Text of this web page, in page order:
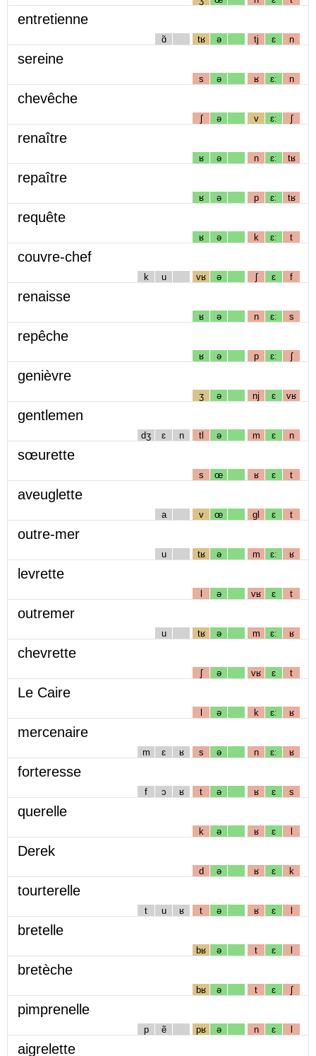
entretienne
ɑ̃ tʁ ə tj ɛ n
sereine
s ə ʁ ɛː n
chevêche
ʃ ə v ɛː ʃ
renaître
ʁ ə n ɛː tʁ
repaître
ʁ ə p ɛː tʁ
requête
ʁ ə k ɛː t
couvre-chef
k u vʁ ə ʃ ɛ f
renaisse
ʁ ə n ɛː s
repêche
ʁ ə p ɛː ʃ
genièvre
ʒ ə nj ɛ vʁ
gentlemen
dʒ ɛ n tl ə m ɛ n
sœurette
s œ ʁ ɛ t
aveuglette
a v œ gl ɛ t
outre-mer
u tʁ ə m ɛː ʁ
levrette
l ə vʁ ɛ t
outremer
u tʁ ə m ɛː ʁ
chevrette
ʃ ə vʁ ɛ t
Le Caire
l ə k ɛː ʁ
mercenaire
m ɛ ʁ s ə n ɛː ʁ
forteresse
f ɔ ʁ t ə ʁ ɛ s
querelle
k ə ʁ ɛ l
Derek
d ə ʁ ɛ k
tourterelle
t u ʁ t ə ʁ ɛ l
bretelle
bʁ ə t ɛ l
bretèche
bʁ ə t ɛ ʃ
pimprenelle
p ẽ pʁ ə n ɛ l
aigrelette